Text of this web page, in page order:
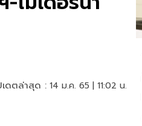
ดตล่าสุด : 14 ม.ค. 65 | 11:02 น.